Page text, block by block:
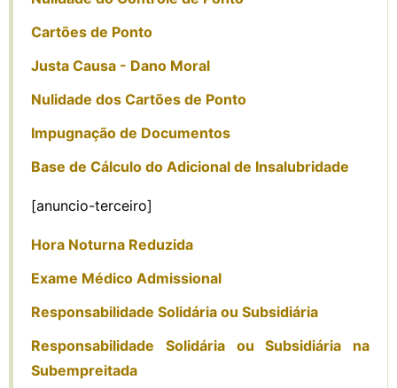
Cartões de Ponto
Justa Causa - Dano Moral
Nulidade dos Cartões de Ponto
Impugnação de Documentos
Base de Cálculo do Adicional de Insalubridade
[anuncio-terceiro]
Hora Noturna Reduzida
Exame Médico Admissional
Responsabilidade Solidária ou Subsidiária
Responsabilidade Solidária ou Subsidiária na
Subempreitada